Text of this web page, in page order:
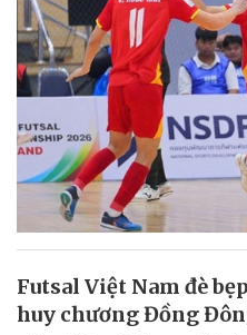
Futsal Việt Nam đè
huy chương Đồng